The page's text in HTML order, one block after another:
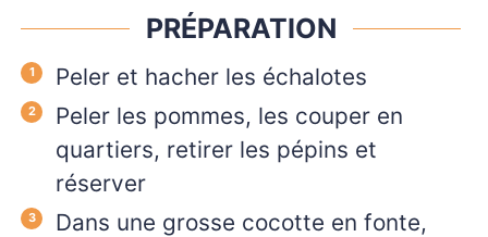
PRÉPARATION
Peler et hacher les échalotes
Peler les pommes, les couper en
quartiers, retirer les pépins et
réserver
Dans une grosse cocotte en fonte,